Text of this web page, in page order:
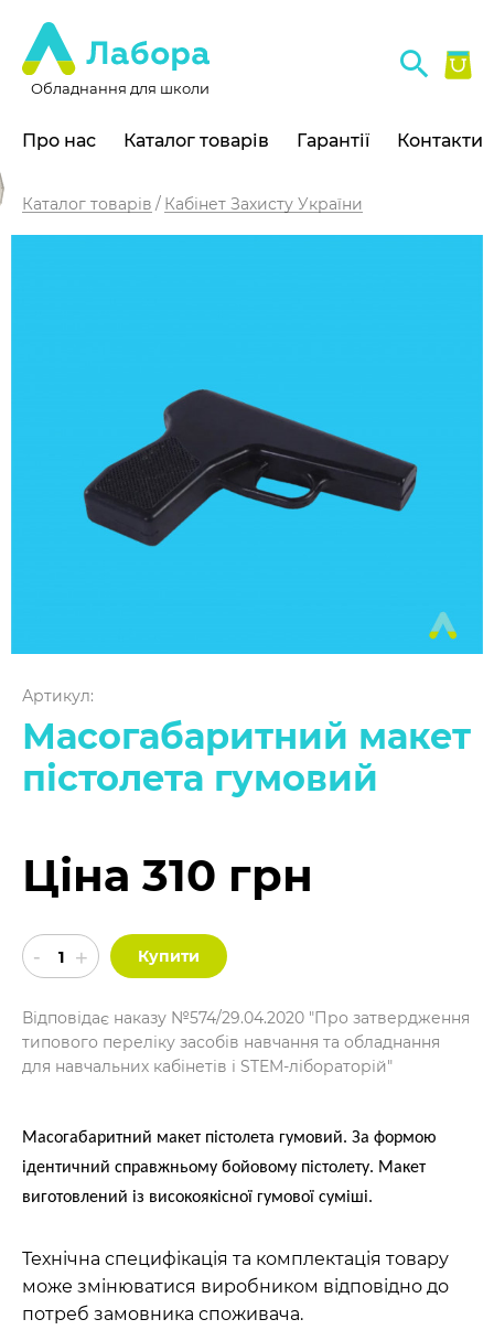
Обладнання для школи
Про нас Каталог товарів Гарантії Контакти
Каталог товарів Кабінет Захисту України
Артикул:
Масогабаритний макет
пістолета гумовий
Ціна 310 грн
Купити
Відповідає наказу №574/29.04.2020 "Про затвердження
типового переліку засобів навчання та обладнання
для навчальних кабінетів і STEM-лібораторій"
Масогабаритний макет пістолета гумовий. За формою
ідентичний справжньому бойовому пістолету. Макет
виготовлений із високоякісної гумової суміші.
Технічна специфікація та комплектація товару
може змінюватися виробником відповідно до
потреб замовника споживача.